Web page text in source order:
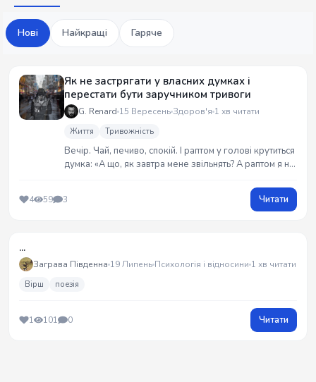
Нові Найкращі Гаряче
Як не застрягати у власних думках і
перестати бути заручником тривоги
G. Renard 15 ВересеньЗдоров'я 1 хв читати
Життя Тривожність
Вечір. Чай, печиво, спокій. І раптом у голові крутиться
думка: «А що, як завтра мене звільнять? А раптом я не
безкоштовний серіал під назвою «Тривога: сезон
4 59 3 Читати
...
Заграва Південна 19 Липень Психологія і відносини 1 хв читати
Вірш поезія
1 101 0 Читати